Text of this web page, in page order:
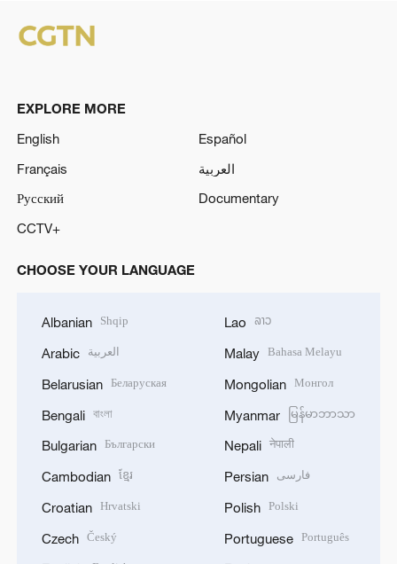
EXPLORE MORE
English
Español
Français
العربية
Русский
Documentary
CCTV+
CHOOSE YOUR LANGUAGE
Albanian Shqip
Arabic العربية
Belarusian Беларуская
Bengali বাংলা
Bulgarian Български
Cambodian ខ្មែរ
Croatian Hrvatski
Czech Český
Lao ລາວ
Malay Bahasa Melayu
Mongolian Монгол
Myanmar မြန်မာဘာသာ
Nepali नेपाली
Persian فارسی
Polish Polski
Portuguese Português